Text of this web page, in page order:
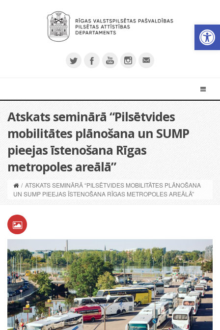
Atskats seminārā “Pilsētvides
mobilitātes plānošana un SUMP
pieejas īstenošana Rīgas
metropoles areālā”
/ ATSKATS SEMINĀRĀ “PILSĒTVIDES MOBILITĀTES PLĀNOŠANA
UN SUMP PIEEJAS ĪSTENOŠANA RĪGAS METROPOLES AREĀLĀ”